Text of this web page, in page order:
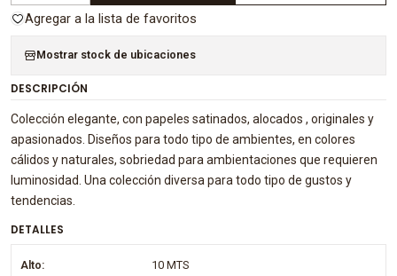
Agregar a la lista de favoritos
Mostrar stock de ubicaciones
DESCRIPCIÓN
Colección elegante, con papeles satinados, alocados , originales y
apasionados. Diseños para todo tipo de ambientes, en colores
cálidos y naturales, sobriedad para ambientaciones que requieren
luminosidad. Una colección diversa para todo tipo de gustos y
tendencias.
DETALLES
Alto: 10 MTS